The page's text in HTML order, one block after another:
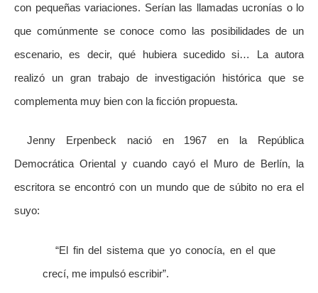
con pequeñas variaciones. Serían las llamadas ucronías o lo
que comúnmente se conoce como las posibilidades de un
escenario, es decir, qué hubiera sucedido si… La autora
realizó un gran trabajo de investigación histórica que se
complementa muy bien con la ficción propuesta.
Jenny Erpenbeck nació en 1967 en la República
Democrática Oriental y cuando cayó el Muro de Berlín, la
escritora se encontró con un mundo que de súbito no era el
suyo:
“El fin del sistema que yo conocía, en el que
crecí, me impulsó escribir”.